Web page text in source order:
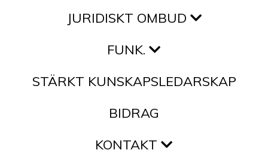
JURIDISKT OMBUD
FUNK.
STÄRKT KUNSKAPSLEDARSKAP
BIDRAG
KONTAKT